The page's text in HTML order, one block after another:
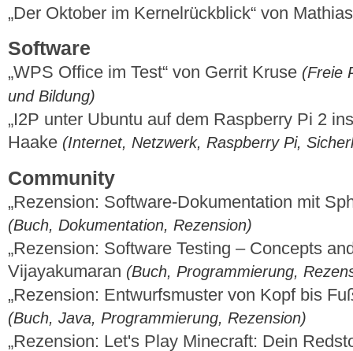
„Der Oktober im Kernelrückblick“ von
Software
„WPS Office im Test“ von Gerrit Kruse (Freie
und Bildung)
„I2P unter Ubuntu auf dem Raspberry Pi 2
Haake (Internet, Netzwerk, Raspberry Pi,
Community
„Rezension: Software-Dokumentation mit
(Buch, Dokumentation, Rezension)
„Rezension: Software Testing – Concepts
Vijayakumaran (Buch, Programmierung,
„Rezension: Entwurfsmuster von Kopf bis
(Buch, Java, Programmierung, Rezension)
„Rezension: Let's Play Minecraft: Dein